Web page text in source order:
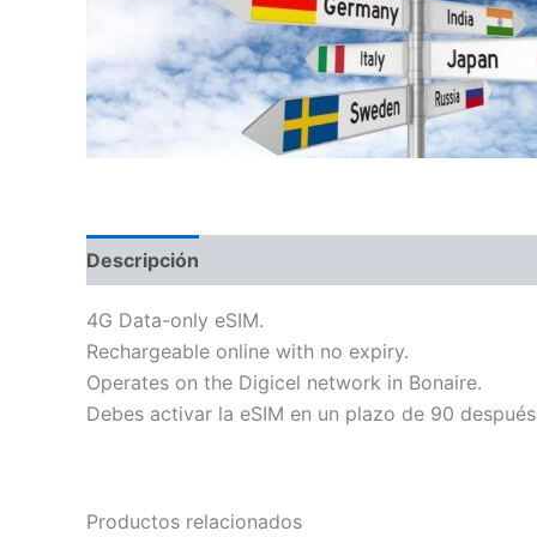
Descripción
4G Data-only eSIM.
Rechargeable online with no expiry.
Operates on the Digicel network in Bonaire.
Debes activar la eSIM en un plazo de 90
Productos relacionados